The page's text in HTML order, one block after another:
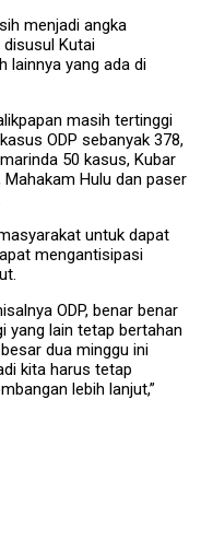
menjadi angka
Kutai
lainnya yang ada di
masih tertinggi
ODP sebanyak 378,
50 kasus, Kubar
Hulu dan paser
untuk dapat
mengantisipasi
ODP, benar benar
yang lain tetap bertahan
dua minggu ini
kita harus tetap
lebih lanjut,”